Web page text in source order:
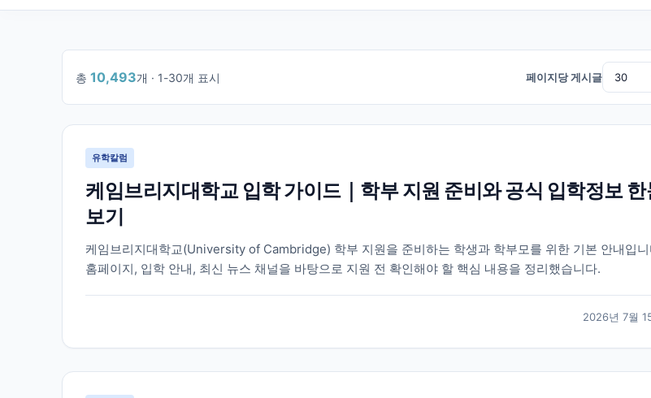
총 10,493개 · 1-30개 표시 페이지당 게시글
1/350
유학칼럼
케임브리지대학교 입학 가이드｜학부 지원 준비와 공식 입학정보 한
보기
케임브리지대학교(University of Cambridge) 학부 지원을 준비하는 학생과 학부모를 위한 기본 안내입니
홈페이지, 입학 안내, 최신 뉴스 채널을 바탕으로 지원 전 확인해야 할 핵심 내용을 정리했습니다.
2026년 7월